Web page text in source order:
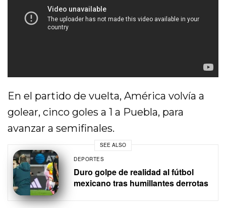
En el partido de vuelta, América volvía a
golear, cinco goles a 1 a Puebla, para
avanzar a semifinales.
SEE ALSO
DEPORTES
Duro golpe de realidad al fútbol
mexicano tras humillantes derrotas